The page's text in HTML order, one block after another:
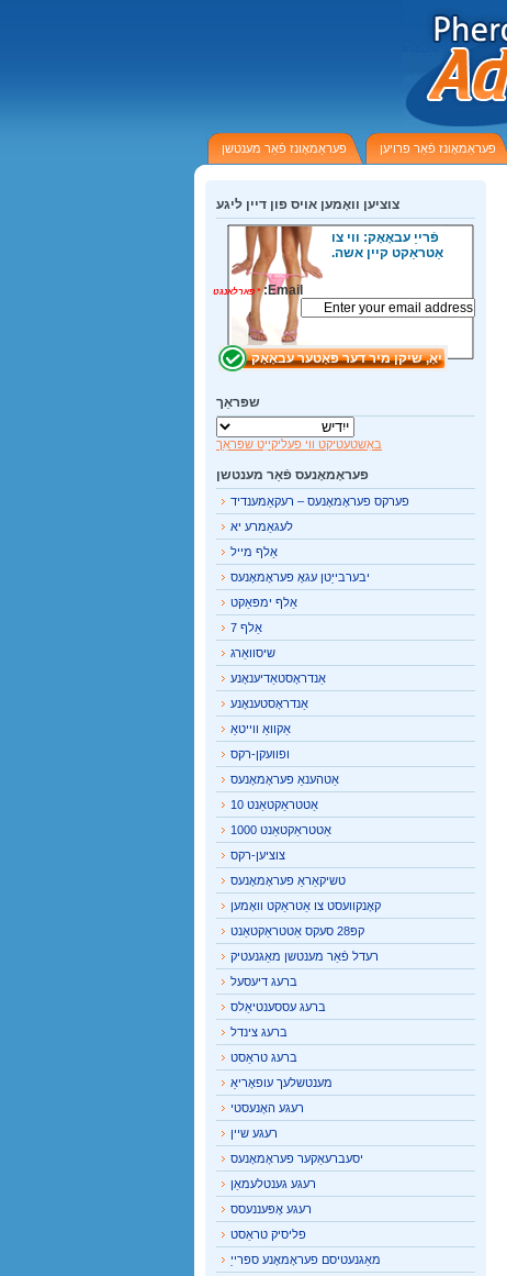
פעראַמאָונז פֿאַר מענטשן פעראַמאָונז פֿאַר פרויען
צוציען וואָמען אויס פון דיין ליגע
פֿרייַ עבאָאָק: ווי צו
אַטראַקט קיין אשה.
Email:
* פארלאנגט
שפּראַך
באַשטעטיקט ווי פעליקייַט שפּראַך
פעראָמאָנעס פֿאַר מענטשן
פערקס פעראָמאָנעס – רעקאַמענדיד
לעגאַמרע יא
אַלף מייל
יבערבייַטן עגאָ פעראָמאָנעס
אַלף ימפּאַקט
אַלף 7
שיסוואַרג
אַנדראָסטאַדיענאָנע
אַנדראָסטענאָנע
אַקוואַ ווייטאַ
ופוועקן-רקס
אַטהענאַ פעראָמאָנעס
אַטטראַקטאַנט 10
אַטטראַקטאַנט 1000
צוציען-רקס
טשיקאַראַ פעראָמאָנעס
קאָנקוועסט צו אַטראַקט וואָמען
קפּ28 סעקס אַטטראַקטאַנט
רעדל פֿאַר מענטשן מאַגנעטיק
ברעג דיעסעל
ברעג עססענטיאַלס
ברעג צינדל
ברעג טראַסט
מענטשלעך עופאָריאַ
רעגע האָנעסטי
רעגע שיין
יסעברעאַקער פעראָמאָנעס
רעגע גענטלעמאַן
רעגע אָפּעננעסס
פליסיק טראַסט
מאַגנעטיסם פעראָמאָנע ספּרייַ